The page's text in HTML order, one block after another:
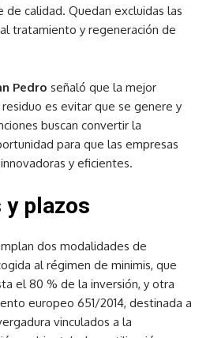
de calidad. Quedan excluidas las
tratamiento y regeneración de
Pedro señaló que la mejor
es evitar que se genere y
buscan convertir la
para que las empresas
y eficientes.
y plazos
dos modalidades de
al régimen de minimis, que
el 80 % de la inversión, y otra
europeo 651/2014, destinada a
vinculados a la